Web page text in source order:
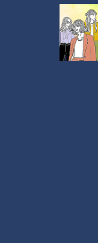
新しく登場したのは